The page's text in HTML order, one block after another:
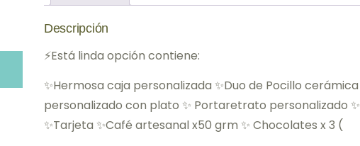
Descripción
⚡Está linda opción contiene:
✨Hermosa caja personalizada ✨Duo de Pocillo cerámica
personalizado con plato ✨ Portaretrato personalizado ✨
✨Tarjeta ✨Café artesanal x50 grm ✨ Chocolates x 3 (